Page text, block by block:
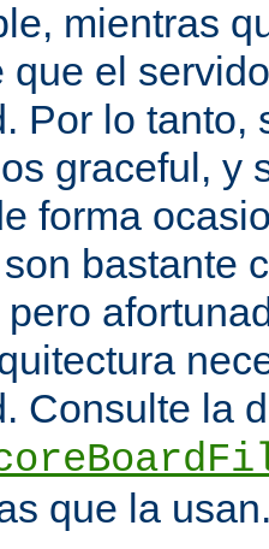
mientras
que el
Por lo tanto,
graceful, y
forma
bastante
Consulte la
que la